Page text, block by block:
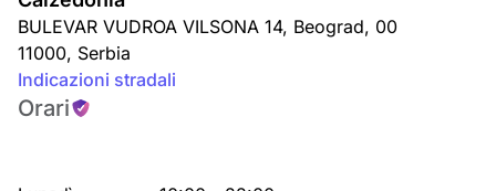
BULEVAR VUDROA VILSONA 14, Beograd, 00
11000, Serbia
Indicazioni stradali
Orari